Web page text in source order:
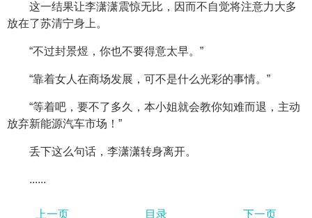
这一结果让李潇潇震惊无比，因而不自觉将注意力大多
放在了苏清宁身上。
“不过封景煜，你也不要得意太早。”
“靠着女人在商场发展，可不是什么光彩的事情。”
“等着吧，要不了多久，本小姐就会教你知难而退，主动
放弃新能源汽车市场！”
丢下这么句话，李潇潇转身离开。
......
上一页 目录 下一页